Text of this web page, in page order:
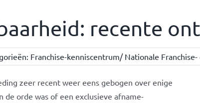
recente
Franchise-kenniscentrum/ Nationale
zeer recent weer eens gebogen over enige
orde was of een exclusieve afname-